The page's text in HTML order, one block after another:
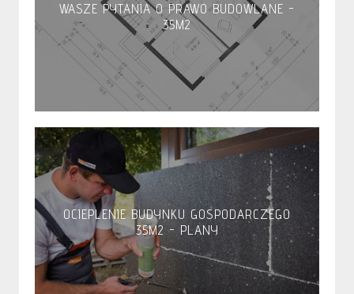
WASZE PYTANIA O PRAWO BUDOWLANE -
35M2
OCIEPLENIE BUDYNKU GOSPODARCZEGO
35M2 - PLANY